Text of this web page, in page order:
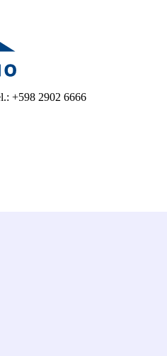
+598 2902 6666